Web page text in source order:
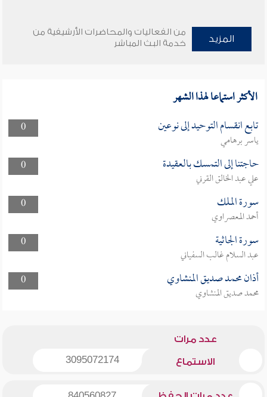
المزيد
من الفعاليات والمحاضرات الأرشيفية من
خدمة البث المباشر
الأكثر استماعا لهذا الشهر
0 تابع انقسام التوحيد إلى نوعين
ياسر برهامي
0
حاجتنا إلى التمسك بالعقيدة
علي عبد الخالق القرني
0
سورة الملك
أحمد المعصراوي
0
سورة الجاثية
عبد السلام غالب السفياني
0
أذان محمد صديق المنشاوي
محمد صديق المنشاوي
عدد مرات
الاستماع 3095072174